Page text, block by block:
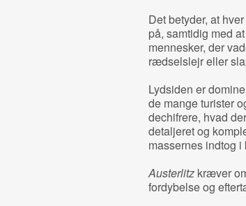
Det betyder, at
på, samtidig med
mennesker, der
rædselslejr eller
Lydsiden er
de mange turister
dechifrere, hvad
detaljeret og
massernes indtog i
Austerlitzkræver
fordybelse og